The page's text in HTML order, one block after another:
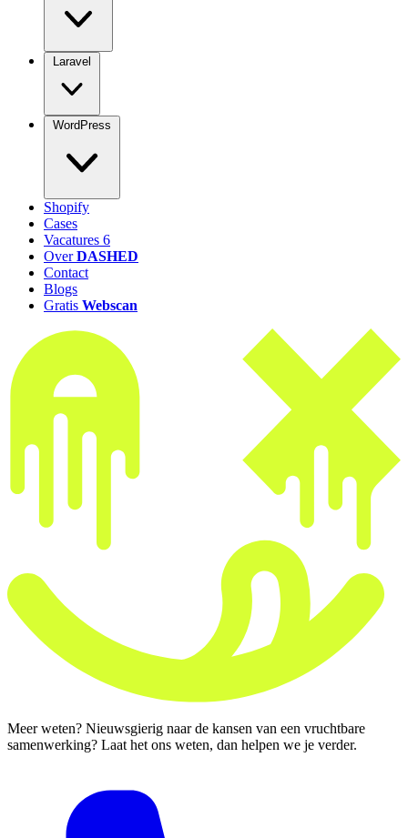
Laravel
WordPress
Shopify
Cases
Vacatures 6
OverDASHED
Contact
Blogs
Gratis Webscan
Meer weten? Nieuwsgierig naar de kansen van een vruchtbare
samenwerking? Laat het ons weten, dan helpen we je verder.